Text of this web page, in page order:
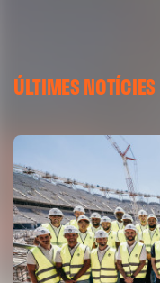
ÚLTIMES NOTÍCIES